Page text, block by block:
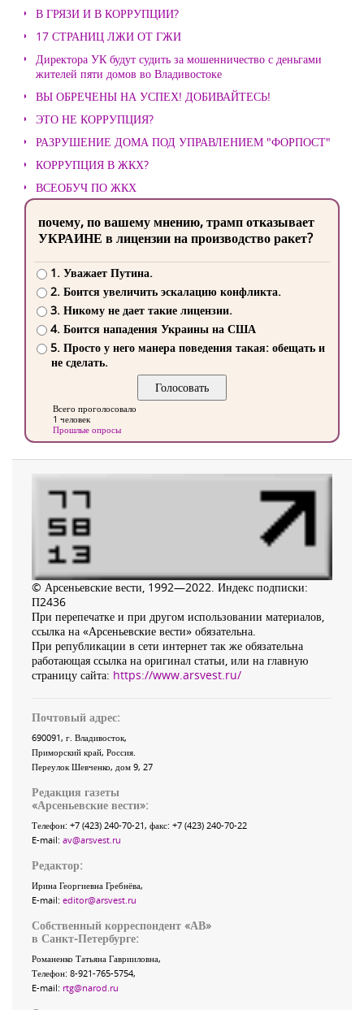
В ГРЯЗИ И В КОРРУПЦИИ?
17 СТРАНИЦ ЛЖИ ОТ ГЖИ
Директора УК будут судить за мошенничество с деньгами
жителей пяти домов во Владивостоке
ВЫ ОБРЕЧЕНЫ НА УСПЕХ! ДОБИВАЙТЕСЬ!
ЭТО НЕ КОРРУПЦИЯ?
РАЗРУШЕНИЕ ДОМА ПОД УПРАВЛЕНИЕМ "ФОРПОСТ"
КОРРУПЦИЯ В ЖКХ?
ВСЕОБУЧ ПО ЖКХ
почему, по вашему мнению, трамп отказывает
УКРАИНЕ в лицензии на производство ракет?
1. Уважает Путина.
2. Боится увеличить эскалацию конфликта.
3. Никому не дает такие лицензии.
4. Боится нападения Украины на США
5. Просто у него манера поведения такая: обещать и
не сделать.
Всего проголосовало
1 человек
Прошлые опросы
© Арсеньевские вести, 1992—2022. Индекс подписки:
П2436
При перепечатке и при другом использовании материалов,
ссылка на «Арсеньевские вести» обязательна.
При републикации в сети интернет так же обязательна
работающая ссылка на оригинал статьи, или на главную
страницу сайта: https://www.arsvest.ru/
Почтовый адрес:
690091, г. Владивосток,
Приморский край, Россия
Переулок Шевченко, дом 9, 27
Редакция газеты
«Арсеньевские вести»:
Телефон: +7 (423) 240-70-21, факс: +7 (423) 240-70-22
E-mail: av@arsvest.ru
Редактор:
Ирина Георгиевна Гребнёва,
E-mail: editor@arsvest.ru
Собственный корреспондент «АВ»
в Санкт-Петербурге:
Романенко Татьяна Гаврииловна,
Телефон: 8-921-765-5754,
E-mail: rtg@narod.ru